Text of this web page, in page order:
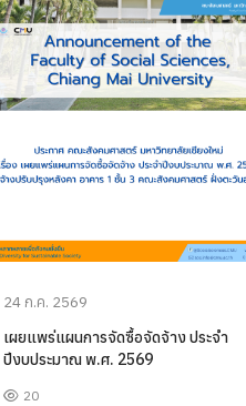
24 ก.ค. 2569
เผยแพร่แผนการจัดซื้อจัดจ้าง ประจำ
ปีงบประมาณ พ.ศ. 2569
20